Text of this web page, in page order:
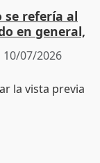
se refería al
en general,
10/07/2026